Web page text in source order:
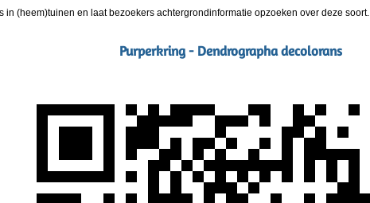
in (heem)tuinen en laat bezoekers achtergrondinformatie opzoeken over deze soort.
Purperkring - Dendrographa decolorans